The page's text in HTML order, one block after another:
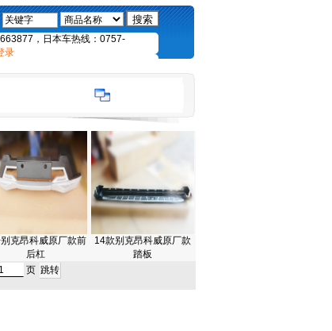
，日本车热线：0757-
录
克昂科威原厂款前
后杠
14款别克昂科威原厂款
踏板
页